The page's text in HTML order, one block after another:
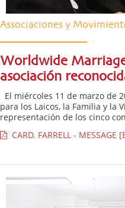
Associaciones y
Worldwide
asociación
El miércoles 11 de marzo de
para los Laicos, la Familia y la
representación de los cinco
CARD. FARRELL - MESSAGE